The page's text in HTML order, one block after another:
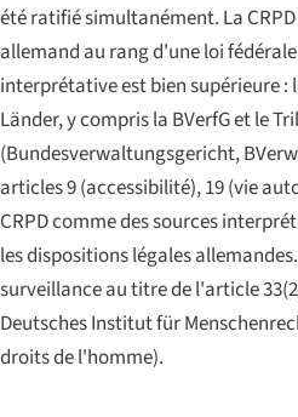
été ratifié simultanément. La
allemand au rang d'une loi
interprétative est bien supérieure :
Länder, y compris la BVerfG et le
(Bundesverwaltungsgericht,
articles 9 (accessibilité), 19 (vie
CRPD comme des sources
les dispositions légales
surveillance au titre de l'article
Deutsches Institut für
droits de l'homme).